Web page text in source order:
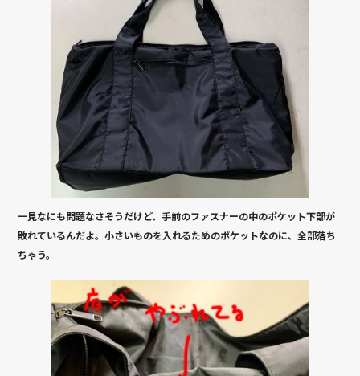
一見なにも問題なさそうだけど、手前のファスナーの中のポケット下部が
敗れているんだよ。小さいものを入れるためのポケットなのに、全部落ち
ちゃう。